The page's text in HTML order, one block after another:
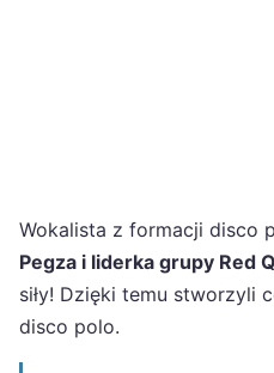
Wokalista z formacji disco
Pegza i liderka grupy Red
siły! Dzięki temu stworzyli
disco polo.